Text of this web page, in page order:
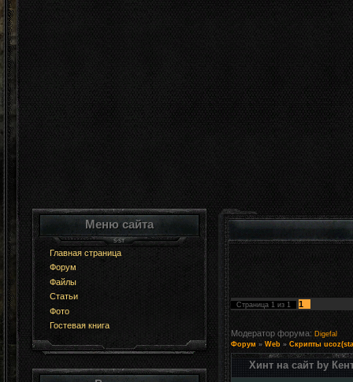
Меню сайта
Главная страница
Форум
Файлы
Статьи
Фото
Гостевая книга
Страница 1 из 1 1
Модератор форума: Digefal
Форум » Web » Скрипты
Хинт на сайт by